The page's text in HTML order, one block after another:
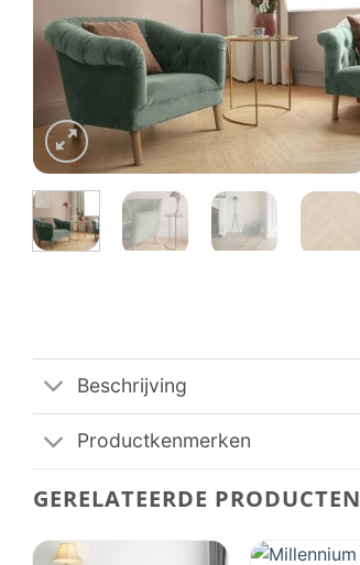
Beschrijving
Productkenmerken
GERELATEERDE PRODUCTEN